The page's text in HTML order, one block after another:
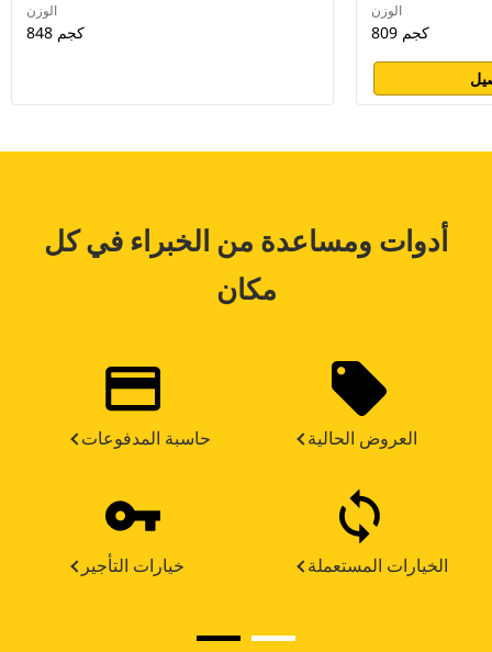
الوزن
848 كجم
الوزن
809 كجم
أدوات ومساعدة من الخبراء في كل
مكان
حاسبة المدفوعات العروض الحالية
خيارات التأجير الخيارات المستعملة